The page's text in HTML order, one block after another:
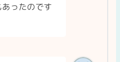
ったのです